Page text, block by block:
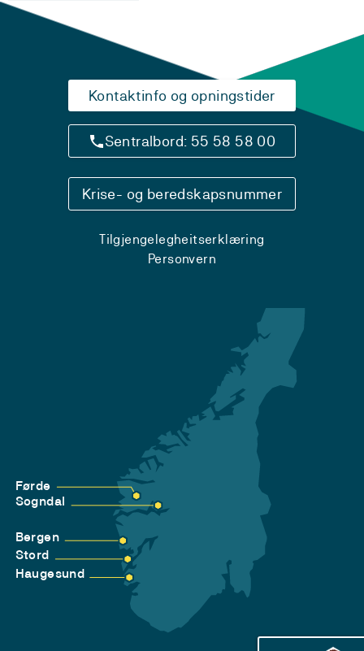
Kontaktinfo og opningstider
Sentralbord: 55 58 58 00
Krise- og beredskapsnummer
Tilgjengelegheitserklæring
Personvern
Førde
Sogndal
Bergen
Stord
Haugesund